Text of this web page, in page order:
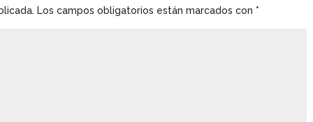
Los campos obligatorios están marcados con*